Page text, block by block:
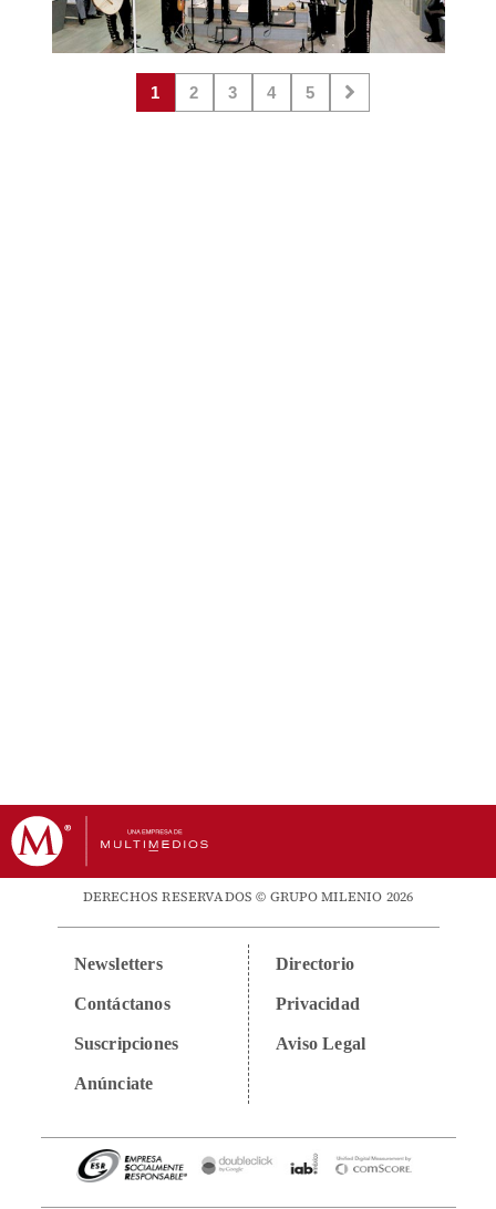
1 2 3 4 5
DERECHOS RESERVADOS © GRUPO MILENIO 2026
Newsletters
Contáctanos
Suscripciones
Anúnciate
Directorio
Privacidad
Aviso Legal